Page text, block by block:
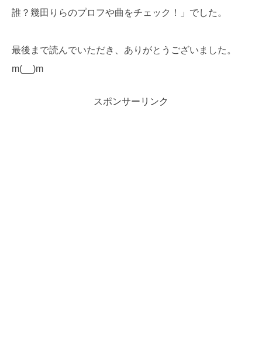
誰？幾田りらのプロフや曲をチェック！」でした。
最後まで読んでいただき、ありがとうございました。
m(__)m
スポンサーリンク